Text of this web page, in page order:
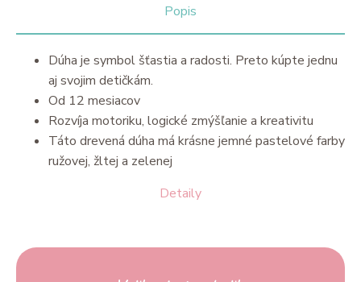
Popis
Detaily
Dúha je symbol šťastia a radosti. Preto kúpte jednu
aj svojim detičkám.
Od 12 mesiacov
Rozvíja motoriku, logické zmýšľanie a kreativitu
Táto drevená dúha má krásne jemné pastelové farby
ružovej, žltej a zelenej